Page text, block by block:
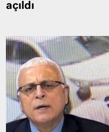
açıldı